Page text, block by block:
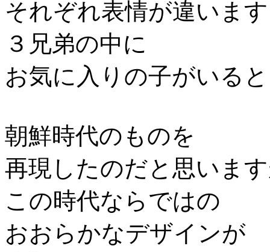
それぞれ表情が違いま
３兄弟の中に
お気に入りの子がいる
朝鮮時代のものを
再現したのだと思いま
この時代ならではの
おおらかなデザインが